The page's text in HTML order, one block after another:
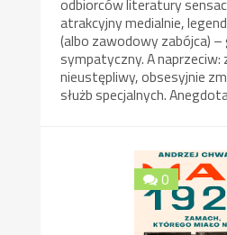
atrakcyjny medialnie,
(albo zawodowy zabójca)
sympatyczny. A naprzeciw:
nieustępliwy, obsesyjnie
służb specjalnych.
0